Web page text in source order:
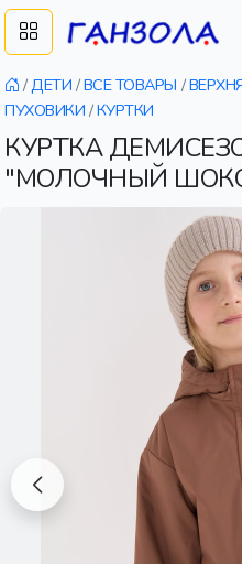
/ДЕТИ /ВСЕ ТОВАРЫ /
ПУХОВИКИ /КУРТКИ
КУРТКА
"МОЛОЧНЫЙ